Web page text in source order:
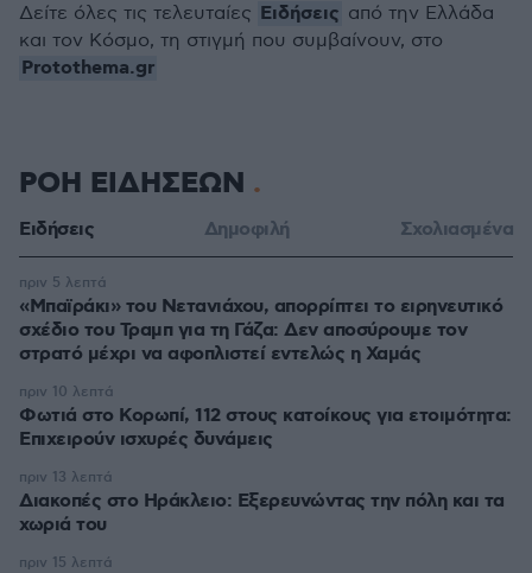
Δείτε όλες τις τελευταίες Ειδήσεις από την Ελλάδα
και τον Κόσμο, τη στιγμή που συμβαίνουν, στο
Protothema.gr
ΡΟΗ ΕΙΔΗΣΕΩΝ
Ειδήσεις Δημοφιλή Σχολιασμένα
«Μπαϊράκι» του Νετανιάχου, απορρίπτει το ειρηνευτικό
σχέδιο του Τραμπ για τη Γάζα: Δεν αποσύρουμε τον
στρατό μέχρι να αφοπλιστεί εντελώς η Χαμάς
πριν 5 λεπτά
Φωτιά στο Κορωπί, 112 στους κατοίκους για ετοιμότητα:
Επιχειρούν ισχυρές δυνάμεις
πριν 10 λεπτά
Διακοπές στο Ηράκλειο: Εξερευνώντας την πόλη και τα
χωριά του
πριν 13 λεπτά
πριν 15 λεπτά